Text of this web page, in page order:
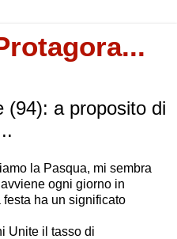
(94): a proposito di
la Pasqua, mi sembra
ogni giorno in
ha un significato
Unite il tasso di